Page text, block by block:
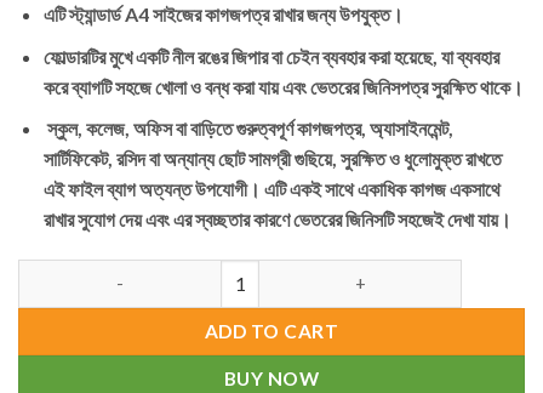
এটি স্ট্যান্ডার্ড A4 সাইজের কাগজপত্র রাখার জন্য উপযুক্ত।
ফোল্ডারটির মুখে একটি নীল রঙের জিপার বা চেইন ব্যবহার করা হয়েছে, যা ব্যবহার
করে ব্যাগটি সহজে খোলা ও বন্ধ করা যায় এবং ভেতরের জিনিসপত্র সুরক্ষিত থাকে।
স্কুল, কলেজ, অফিস বা বাড়িতে গুরুত্বপূর্ণ কাগজপত্র, অ্যাসাইনমেন্ট,
সার্টিফিকেট, রসিদ বা অন্যান্য ছোট সামগ্রী গুছিয়ে, সুরক্ষিত ও ধুলোমুক্ত রাখতে
এই ফাইল ব্যাগ অত্যন্ত উপযোগী। এটি একই সাথে একাধিক কাগজ একসাথে
রাখার সুযোগ দেয় এবং এর স্বচ্ছতার কারণে ভেতরের জিনিসটি সহজেই দেখা যায়।
ADD TO CART
BUY NOW